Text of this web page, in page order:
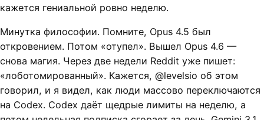
кажется гениальной ровно неделю.
Минутка философии. Помните, Opus 4.5 был
откровением. Потом «отупел». Вышел Opus 4.6 —
снова магия. Через две недели Reddit уже пишет:
«лоботомированный». Кажется, @levelsio об этом
говорил, и я видел, как люди массово переключаются
на Codex. Codex даёт щедрые лимиты на неделю, а